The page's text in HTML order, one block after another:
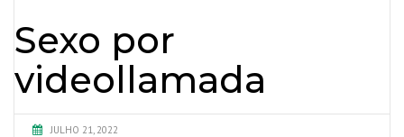
Sexo por
videollamada
JULHO 21, 2022